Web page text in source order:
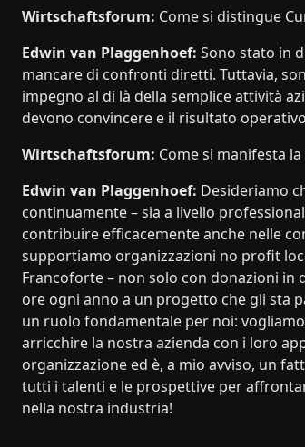
Wirtschaftsforum: Come si distingue
Edwin van Plaggenhoef: Sono stato in
mancare di confronti diretti. Tuttavia,
impegno al di là della semplice attività
devono convincere e il risultato
Wirtschaftsforum: Come si manifesta
Edwin van Plaggenhoef: Desideriamo
continuamente – sia a livello
contribuire efficacemente anche nelle
supportiamo organizzazioni no profit
Francoforte – non solo con donazioni
ore ogni anno a un progetto che gli sta
un ruolo fondamentale per noi:
arricchire la nostra azienda con i loro
organizzazione ed è, a mio avviso, un
tutti i talenti e le prospettive per
nella nostra industria!